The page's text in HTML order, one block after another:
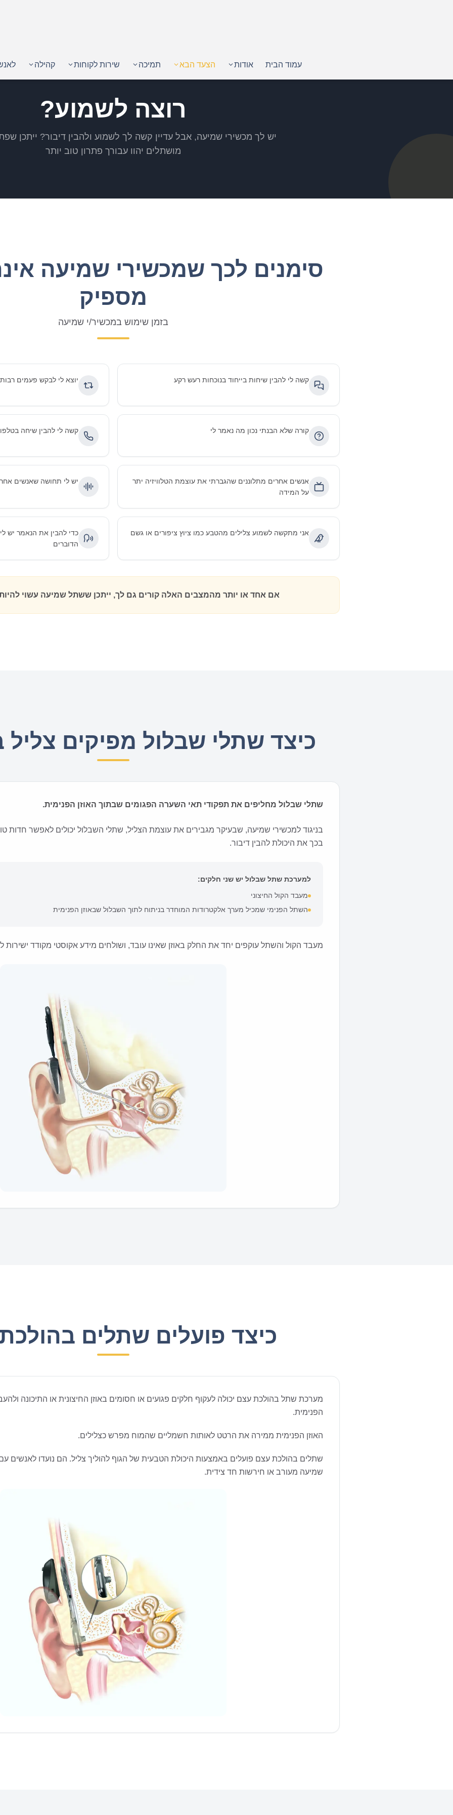
עמוד הבית אודות הצעד הבא תמיכה שירות לקוחות קהילה
רוצה לשמוע?
יש לך מכשירי שמיעה, אבל עדיין קשה לך לשמוע ולהבין דיבור? ייתכן
מושתלים יהוו עבורך פתרון טוב יותר
סימנים לכך שמכשירי שמיעה
מספיק
בזמן שימוש במכשיר/י שמיעה
קשה לי להבין שיחות בייחוד בנוכחות רעש רקע יוצא לי לבקש פעמים
קורה שלא הבנתי נכון מה נאמר לי קשה לי להבין שיחה
אנשים אחרים מתלוננים שהגברתי את עוצמת הטלוויזיה יתר
על המידה
יש לי תחושה שאנשים
אני מתקשה לשמוע צלילים מהטבע כמו ציוץ ציפורים או גשם
כדי להבין את הנאמר יש
הדוברים
אם אחד או יותר מהמצבים האלה קורים גם לך, ייתכן ששתל שמיעה עשוי
כיצד שתלי שבלול מפיקים צליל
שתלי שבלול מחליפים את תפקודי תאי השערה הפגומים שבתוך האוזן הפנימית.
בניגוד למכשירי שמיעה, שבעיקר מגבירים את עוצמת הצליל, שתלי השבלול יכולים לאפשר חדות
בכך את היכולת להבין דיבור.
למערכת שתל שבלול יש שני חלקים:
מעבד הקול החיצוני
השתל הפנימי שמכיל מערך אלקטרודות המוחדר בניתוח לתוך השבלול שבאוזן הפנימית
מעבד הקול והשתל עוקפים יחד את החלק באוזן שאינו עובד, ושולחים מידע אקוסטי מקודד
כיצד פועלים שתלים
מערכת שתל בהולכת עצם יכולה לעקוף חלקים פגועים או חסומים באוזן החיצונית או התיכונה
הפנימית.
האוזן הפנימית ממירה את הרטט לאותות חשמליים שהמוח מפרש כצלילים.
שתלים בהולכת עצם פועלים באמצעות היכולת הטבעית של הגוף להוליך צליל. הם נועדו לאנשים עם
שמיעה מעורב או חירשות חד צידית.